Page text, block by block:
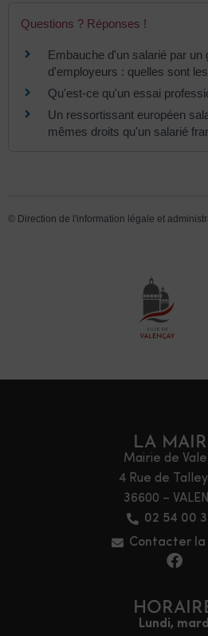
Questions ? Réponses !
Embauche d'un salarié par un
d'employeurs : quelles sont
Qu'est-ce qu'un essai
Un ressortissant européen
mêmes droits qu'un salarié
© Direction de l'information légale et
LA
Mairie de
4 Rue de
36600 –
02 54 00
Contacter la
Lundi,